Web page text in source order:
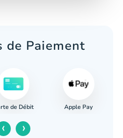
de Paiement
de Débit Apple Pay
‹ ›